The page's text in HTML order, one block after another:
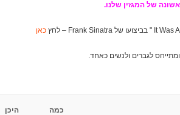
כאן
לגברים ולנשים כאחד.
כמה היכן